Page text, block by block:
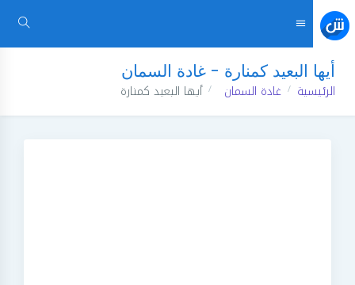
أيها البعيد كمنارة - غادة السمان
الرئيسية غادة السمان أيها البعيد كمنارة